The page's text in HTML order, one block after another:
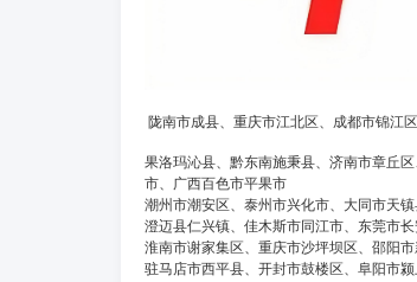
陇南市成县、重庆市江北区、成都市锦江
果洛玛沁县、黔东南施秉县、济南市章丘
市、广西百色市平果市
潮州市潮安区、泰州市兴化市、大同市天
澄迈县仁兴镇、佳木斯市同江市、东莞市
淮南市谢家集区、重庆市沙坪坝区、邵阳
驻马店市西平县、开封市鼓楼区、阜阳市